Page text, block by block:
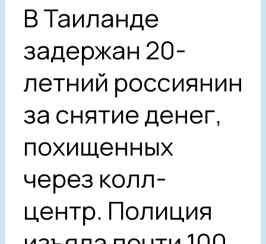
В Таиланде
задержан 20-
летний россиянин
за снятие денег,
похищенных
через колл-
центр. Полиция